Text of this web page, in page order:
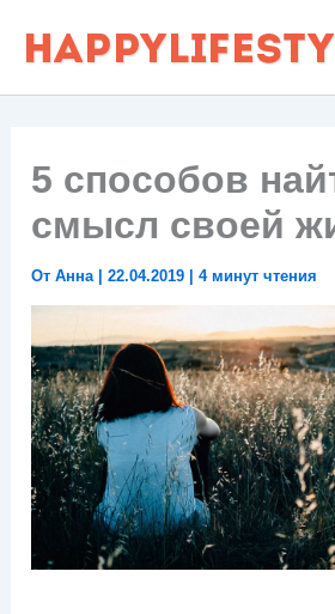
5 способов
смысл своей
ОтАнна |22.04.2019 |4 минут чтения